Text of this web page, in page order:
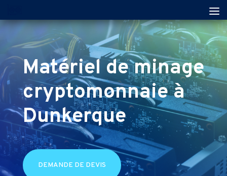
Matériel de minage
cryptomonnaie à
Dunkerque
DEMANDE DE DEVIS